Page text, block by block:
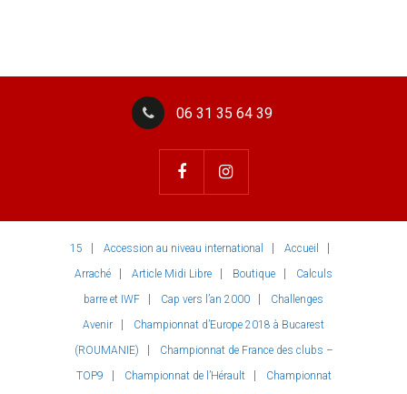
06 31 35 64 39
15 Accession au niveau international
Accueil
Arraché
Article Midi Libre Boutique
Calculs
barre et IWF
Cap vers l’an 2000
Challenges
Avenir
Championnat d’Europe 2018 à Bucarest
(ROUMANIE)
Championnat de France des clubs –
TOP9
Championnat de l’Hérault
Championnat